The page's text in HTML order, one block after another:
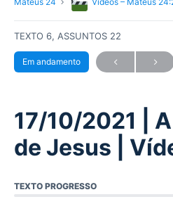
TEXTO 6, ASSUNTOS 22
Em andamento
17/10/2021 |
de Jesus |
TEXTO PROGRESSO